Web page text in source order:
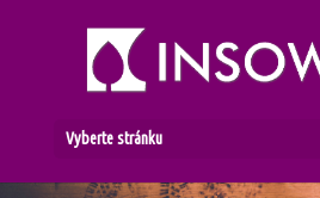
Vyberte stránku